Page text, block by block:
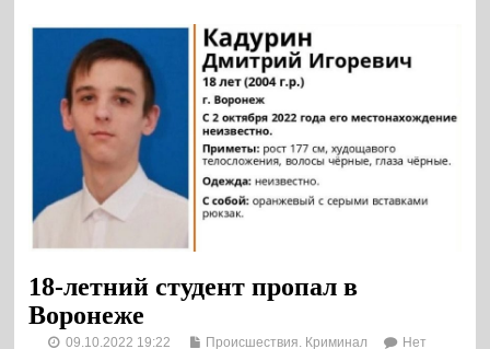
18-летний студент пропал в
Воронеже
09.10.2022 19:22 Происшествия. Криминал
Нет